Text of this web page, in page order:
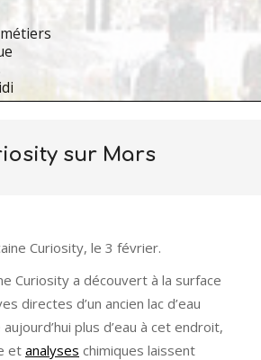
sur Mars
Curiosity a découvert à la surface
directes d’un ancien lac d’eau
plus d’eau à cet endroit,
et analyses chimiques laissent